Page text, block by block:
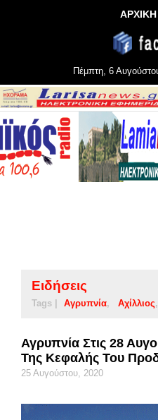
Πέμπτη, 6
Ειδήσεις
Tags | Αγρυπνία Αχίλλιος
Αγρυπνία Στις 28
Της Κεφαλής Του
25 Αυγούστου, 2020